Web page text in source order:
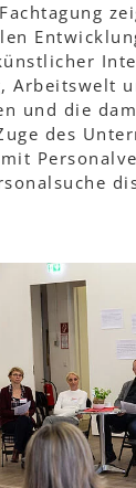
Arbeitswelt
und die
des